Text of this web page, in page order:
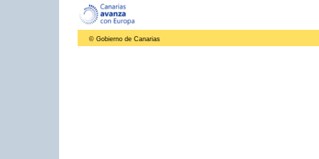
© Gobierno de Canarias